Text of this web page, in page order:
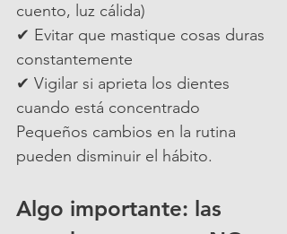
cuento, luz cálida)
✔ Evitar que mastique cosas duras
constantemente
✔ Vigilar si aprieta los dientes
cuando está concentrado
Pequeños cambios en la rutina
pueden disminuir el hábito.
Algo importante: las